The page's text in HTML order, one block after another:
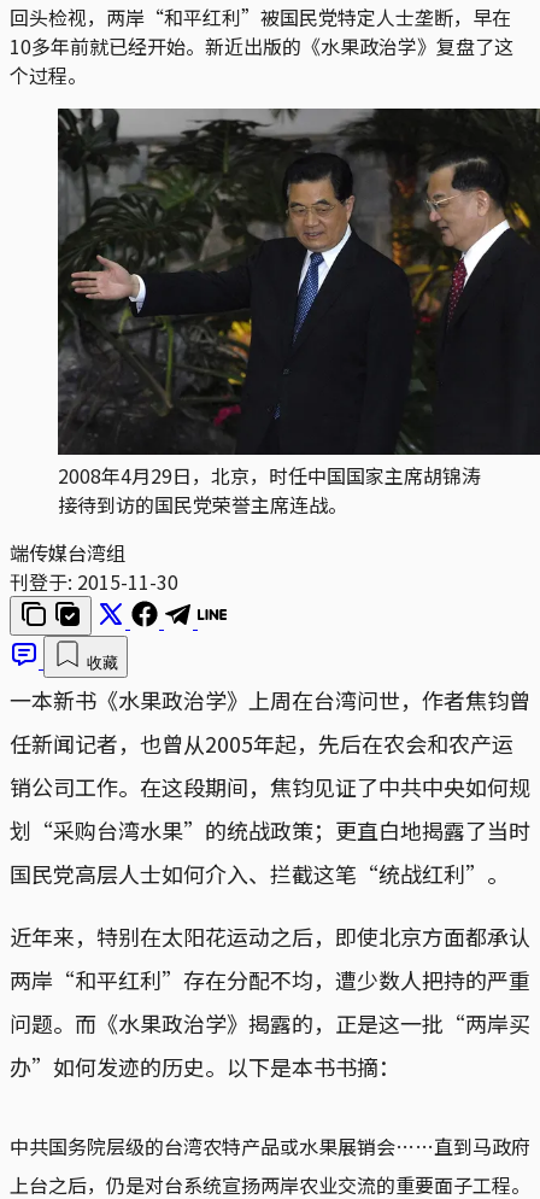
回头检视，两岸“和平红利”被国民党特定人士垄断，早在
10多年前就已经开始。新近出版的《水果政治学》复盘了这
个过程。
2008年4月29日，北京，时任中国国家主席胡锦涛
接待到访的国民党荣誉主席连战。
端传媒台湾组
刊登于: 2015-11-30
收藏
一本新书《水果政治学》上周在台湾问世，作者焦钧曾
任新闻记者，也曾从2005年起，先后在农会和农产运
销公司工作。在这段期间，焦钧见证了中共中央如何规
划“采购台湾水果”的统战政策；更直白地揭露了当时
国民党高层人士如何介入、拦截这笔“统战红利”。
近年来，特别在太阳花运动之后，即使北京方面都承认
两岸“和平红利”存在分配不均，遭少数人把持的严重
问题。而《水果政治学》揭露的，正是这一批“两岸买
办”如何发迹的历史。以下是本书书摘：
中共国务院层级的台湾农特产品或水果展销会……直到马政府
上台之后，仍是对台系统宣扬两岸农业交流的重要面子工程。